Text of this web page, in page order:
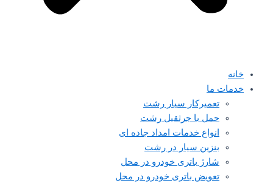
خانه
خدمات ما
تعمیرکار سیار رشت
حمل با جرثقیل رشت
انواع خدمات امداد جاده ای
بنزین سیار در رشت
شارژ باتری خودرو در محل
تعویض باتری خودرو در محل